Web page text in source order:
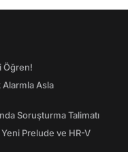
Öğren!
Alarmla Asla
Soruşturma Talimatı
Prelude ve HR-V